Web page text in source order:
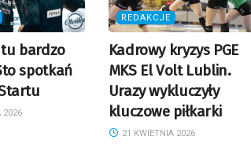
tu bardzo
spotkań
2026
REDAKCJE
Kadrowy kryzys PGE
MKS El Volt Lublin.
Urazy wykluczyły
kluczowe piłkarki
21 KWIETNIA 2026